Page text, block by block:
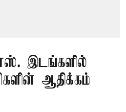
இடங்களில்
ஆதிக்கம்